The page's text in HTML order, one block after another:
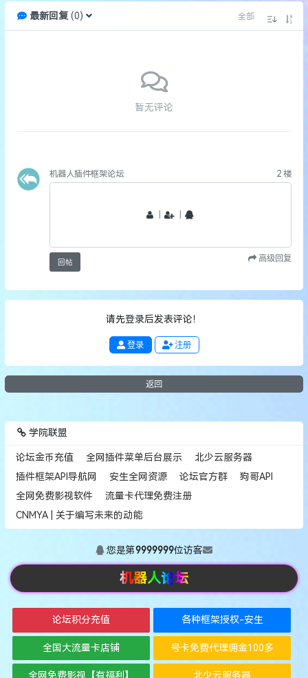
最新回复 (0) 全部
暂无评论
机器人插件框架论坛 2楼
丨 丨
回帖 高级回复
请先登录后发表评论！
登录 注册
返回
学院联盟
论坛金币充值 全网插件菜单后台展示
北少云服务器
插件框架API导航网
安生全网资源 论坛官方群
狗哥API
全网免费影视软件
流量卡代理免费注册
CNMYA | 关于编写未来的动能
您是第9999999位访客
机器人论坛
论坛积分充值 各种框架授权-安生
全国大流量卡店铺 号卡免费代理佣金100多
全网免费影视【有福利】 北少云服务器